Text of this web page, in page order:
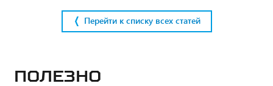
Перейти к списку всех статей
Полезно